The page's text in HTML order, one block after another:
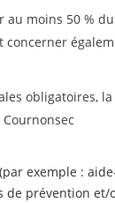
moins 50 %
obligatoires,
exemple :
prévention